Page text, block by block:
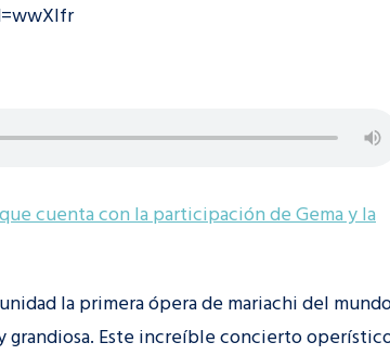
cuenta con la participación de Gema y la
la primera ópera de mariachi del
grandiosa. Este increíble concierto